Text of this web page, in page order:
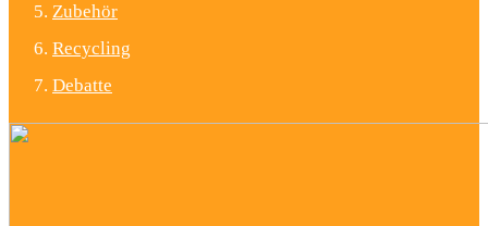
Zubehör
Recycling
Debatte